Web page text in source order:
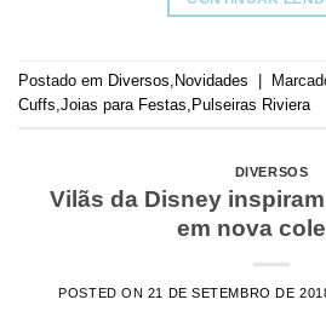
Postado em Diversos Novidades
Cuffs Joias para Festas Pulseiras Riviera
DIVERSOS
Vilãs da Disney
em nova
POSTED ON 21 DE SETEMBRO DE